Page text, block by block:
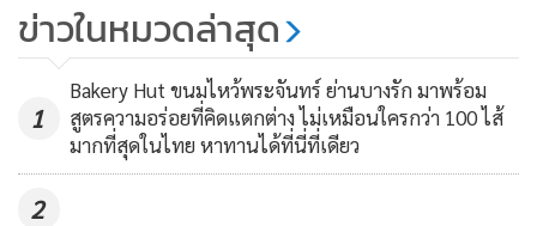
ราคาท่านละ 2,900 บาท++ และราคา ท่านละ 3,900 บาท++
เมื่อรวมแชมเปญบริการแบบไม่จำกัด สำหรับเด็กอายุ 6 ถึง 12 ปี
ราคาท่านละ 1,450 บาท++
สำหรับบุฟเฟต์วันปีใหม่ 1 มกราคม 2569
150
Pura Vida Sunday Brunch บุฟเฟ่ต์
มื้อสายวันอาทิตย์ในบรรยากาศริม
สระน้ำ รับวิวสุดอลังของหาดบางเทา
ข่าวในหมวดล่าสุด
1
Bakery Hut ขนมไหว้พระจันทร์ ย่านบางรัก มาพร้อม
สูตรความอร่อยที่คิดแตกต่าง ไม่เหมือนใครกว่า 100 ไส้
มากที่สุดในไทย หาทานได้ที่นี่ที่เดียว
2